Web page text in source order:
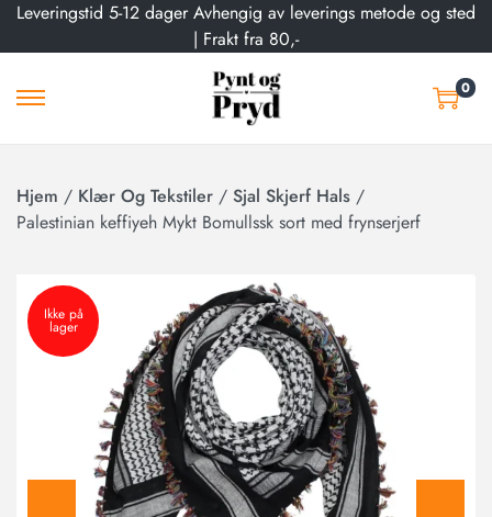
Leveringstid 5-12 dager Avhengig av leverings metode og sted
| Frakt fra 80,-
0
Hjem / Klær Og Tekstiler / Sjal Skjerf Hals /
Palestinian keffiyeh Mykt Bomullssk sort med frynserjerf
Ikke på
lager